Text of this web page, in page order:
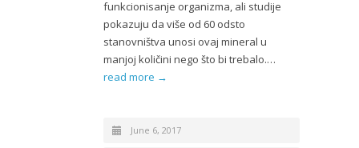
funkcionisanje organizma, ali studije
pokazuju da više od 60 odsto
stanovništva unosi ovaj mineral u
manjoj količini nego što bi trebalo.…
read more →
June 6, 2017